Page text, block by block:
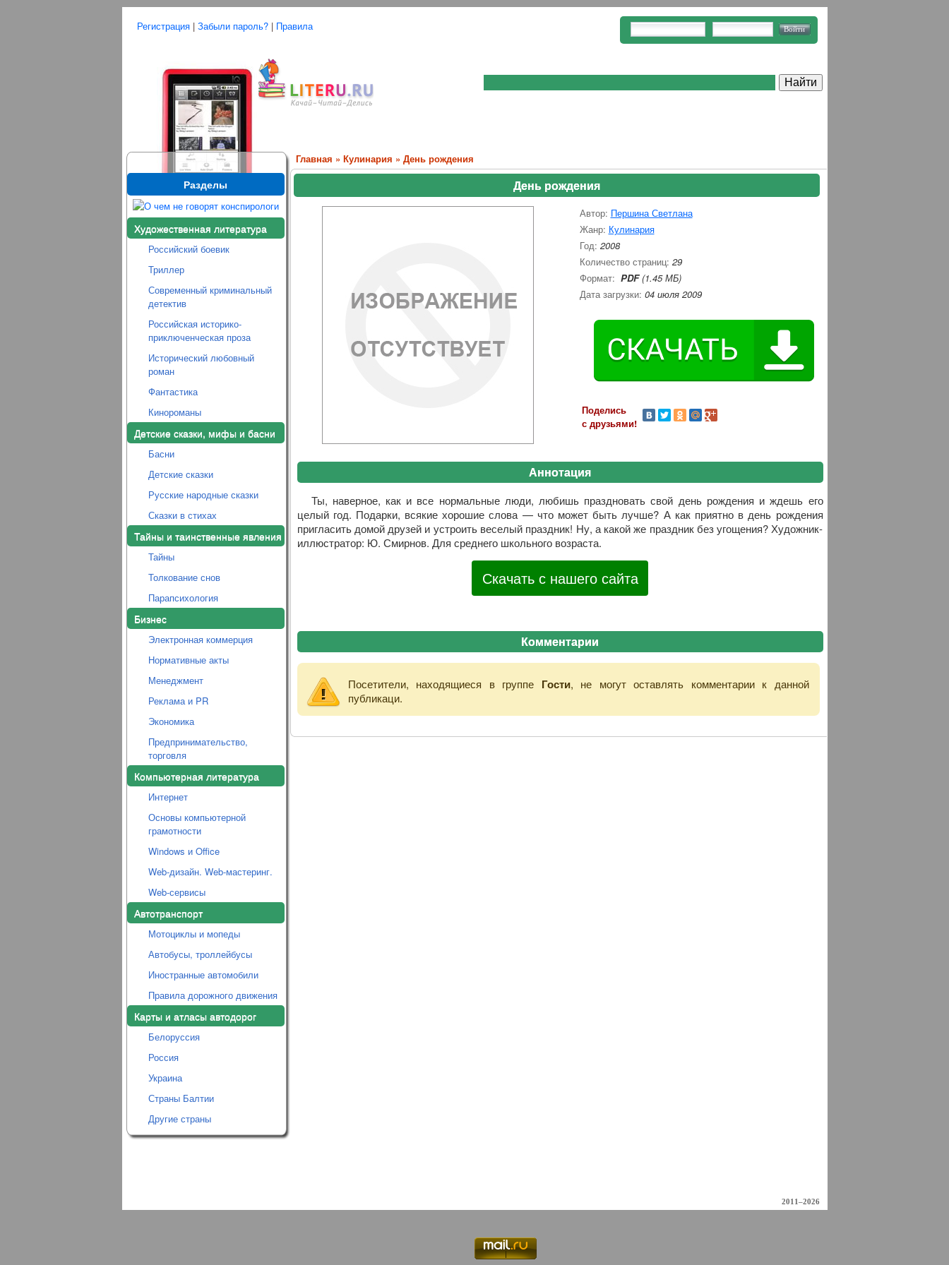
Регистрация| Забыли пароль?| Правила
Разделы
Художественная литература
Российский боевик
Триллер
Современный криминальный
детектив
Российская историко-
приключенческая проза
Исторический любовный
роман
Фантастика
Кинороманы
Детские сказки, мифы и басни
Басни
Детские сказки
Русские народные сказки
Сказки в стихах
Тайны и таинственные явления
Тайны
Толкование снов
Парапсихология
Бизнес
Электронная коммерция
Нормативные акты
Менеджмент
Реклама и PR
Экономика
Предпринимательство,
торговля
Компьютерная литература
Интернет
Основы компьютерной
грамотности
Windows и Office
Web-дизайн. Web-мастеринг.
Web-сервисы
Автотранспорт
Мотоциклы и мопеды
Автобусы, троллейбусы
Иностранные автомобили
Правила дорожного движения
Карты и атласы автодорог
Белоруссия
Россия
Украина
Страны Балтии
Другие страны
Главная » Кулинария » День рождения
День рождения
Автор: Першина Светлана
Жанр: Кулинария
Год: 2008
Количество страниц: 29
Формат: PDF(1.45 МБ)
Дата загрузки: 04 июля 2009
Поделись
с друзьями!
Аннотация
Ты, наверное, как и все нормальные люди, любишь праздновать свой день рождения и ждешь его
целый год. Подарки, всякие хорошие слова — что может быть лучше? А как приятно в день рождения
пригласить домой друзей и устроить веселый праздник! Ну, а какой же праздник без угощения? Художник-
иллюстратор: Ю. Смирнов. Для среднего школьного возраста.
Скачать с нашего сайта
Комментарии
Посетители, находящиеся в группе Гости, не могут оставлять комментарии к данной
публикаци.
2011–2026